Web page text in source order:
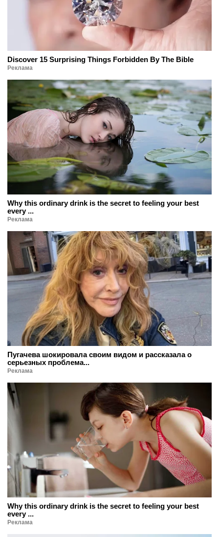
Discover 15 Surprising Things Forbidden By The Bible
Реклама
Why this ordinary drink is the secret to feeling your best
every ...
Реклама
Пугачева шокировала своим видом и рассказала о
серьезных проблема...
Реклама
Why this ordinary drink is the secret to feeling your best
every ...
Реклама